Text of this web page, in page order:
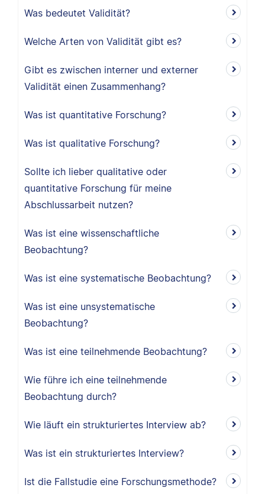
Was bedeutet Validität?
Welche Arten von Validität gibt es?
Gibt es zwischen interner und externer
Validität einen Zusammenhang?
Was ist quantitative Forschung?
Was ist qualitative Forschung?
Sollte ich lieber qualitative oder
quantitative Forschung für meine
Abschlussarbeit nutzen?
Was ist eine wissenschaftliche
Beobachtung?
Was ist eine systematische Beobachtung?
Was ist eine unsystematische
Beobachtung?
Was ist eine teilnehmende Beobachtung?
Wie führe ich eine teilnehmende
Beobachtung durch?
Wie läuft ein strukturiertes Interview ab?
Was ist ein strukturiertes Interview?
Ist die Fallstudie eine Forschungsmethode?